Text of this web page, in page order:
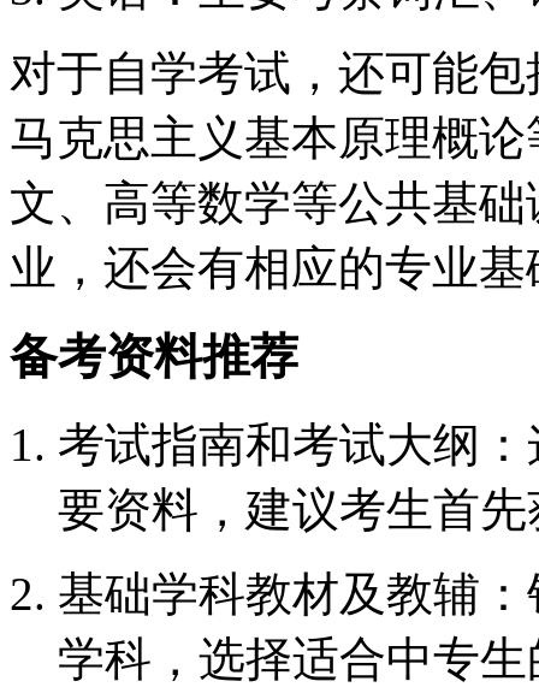
对于自学考试，还可能
马克思主义基本原理概
文、高等数学等公共基
业，还会有相应的专业
备考资料推荐
考试指南和考试大纲
要资料，建议考生首
基础学科教材及教辅
学科，选择适合中专